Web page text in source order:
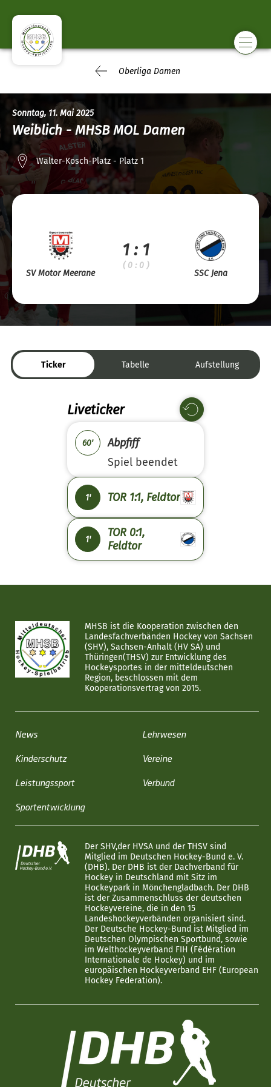
Oberliga Damen
Sonntag, 11. Mai 2025
Weiblich - MHSB MOL Damen
Walter-Kosch-Platz - Platz 1
SV Motor Meerane
1 : 1
( 0 : 0 )
SSC Jena
Ticker Tabelle Aufstellung
Liveticker
60'
Abpfiff
Spiel beendet
1' TOR 1:1, Feldtor
1'
TOR 0:1,
Feldtor
MHSB ist die Kooperation zwischen den
Landesfachverbänden Hockey von Sachsen
(SHV), Sachsen-Anhalt (HV SA) und
Thüringen(THSV) zur Entwicklung des
Hockeysportes in der mitteldeutschen
Region, beschlossen mit dem
Kooperationsvertrag von 2015.
News
Kinderschutz
Leistungssport
Sportentwicklung
Lehrwesen
Vereine
Verbund
Der SHV,der HVSA und der THSV sind
Mitglied im Deutschen Hockey-Bund e. V.
(DHB). Der DHB ist der Dachverband für
Hockey in Deutschland mit Sitz im
Hockeypark in Mönchengladbach. Der DHB
ist der Zusammenschluss der deutschen
Hockeyvereine, die in den 15
Landeshockeyverbänden organisiert sind.
Der Deutsche Hockey-Bund ist Mitglied im
Deutschen Olympischen Sportbund, sowie
im Welthockeyverband FIH (Fédération
Internationale de Hockey) und im
europäischen Hockeyverband EHF (European
Hockey Federation).